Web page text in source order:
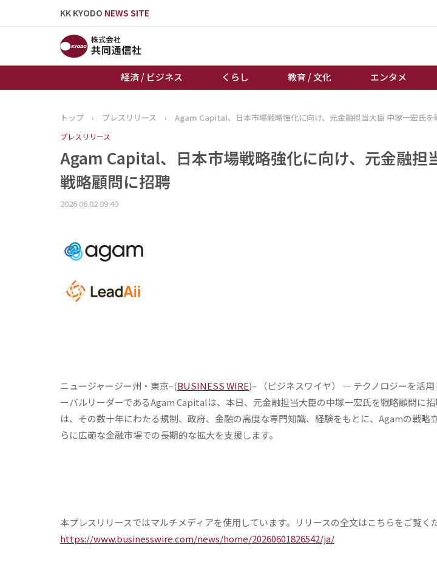
KK KYODO NEWS SITE
経済 / ビジネス くらし 教育 / 文化 エンタメ
トップページ
経済 / ビジネス
教育 / 文化
トップ › プレスリリース › Agam Capital、日本市場戦略強化に向け、元金融担当大臣 中塚一宏氏を
プレスリリース
Agam Capital、日本市場戦略強化に向け、元金融担
戦略顧問に招聘
2026.06.02 09:40
ニュージャージー州・東京–(BUSINESS WIRE)– （ビジネスワイヤ） — テクノロジーを活
ーバルリーダーであるAgam Capitalは、本日、元金融担当大臣の中塚一宏氏を戦略顧問に
は、その数十年にわたる規制、政府、金融の高度な専門知識、経験をもとに、Agamの戦略
らに広範な金融市場での長期的な拡大を支援します。
本プレスリリースではマルチメディアを使用しています。リリースの全文はこちらをご覧く
https://www.businesswire.com/news/home/20260601826542/ja/